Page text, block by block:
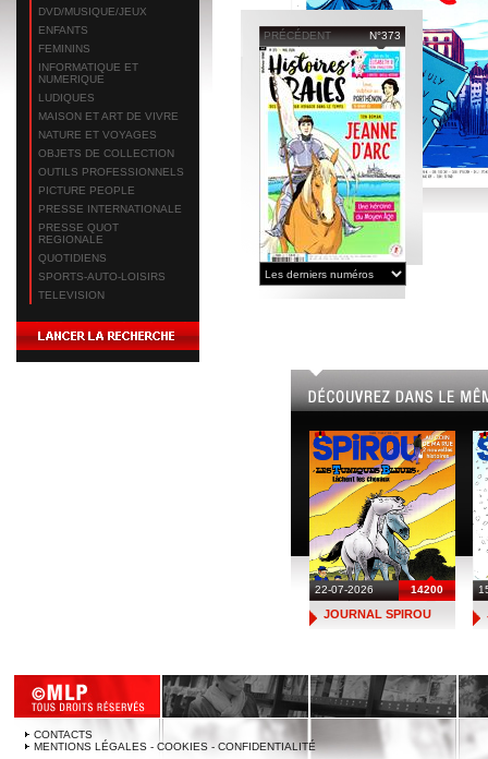
DVD/MUSIQUE/JEUX
ENFANTS
FEMININS
INFORMATIQUE ET
NUMERIQUE
LUDIQUES
MAISON ET ART DE VIVRE
NATURE ET VOYAGES
OBJETS DE COLLECTION
OUTILS PROFESSIONNELS
PICTURE PEOPLE
PRESSE INTERNATIONALE
PRESSE QUOT
REGIONALE
QUOTIDIENS
SPORTS-AUTO-LOISIRS
TELEVISION
PRÉCÉDENT N°373
22-07-2026 14200
JOURNAL SPIROU
CONTACTS
MENTIONS LÉGALES - COOKIES - CONFIDENTIALITÉ